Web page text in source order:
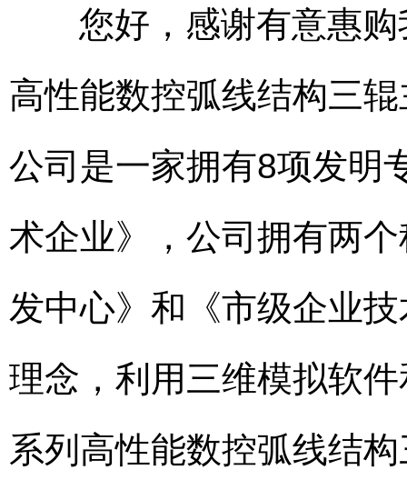
您好，感谢有意惠购
高性能数控弧线结构三
公司是一家拥有8项发明
术企业》，公司拥有两
发中心》和《市级企业
理念，利用三维模拟软
系列高性能数控弧线结